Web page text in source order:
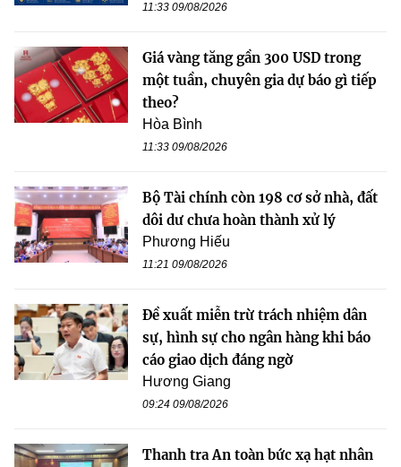
11:33 09/08/2026
Giá vàng tăng gần 300 USD trong
một tuần, chuyên gia dự báo gì tiếp
theo?
Hòa Bình
11:33 09/08/2026
Bộ Tài chính còn 198 cơ sở nhà, đất
dôi dư chưa hoàn thành xử lý
Phương Hiếu
11:21 09/08/2026
Đề xuất miễn trừ trách nhiệm dân
sự, hình sự cho ngân hàng khi báo
cáo giao dịch đáng ngờ
Hương Giang
09:24 09/08/2026
Thanh tra An toàn bức xạ hạt nhân